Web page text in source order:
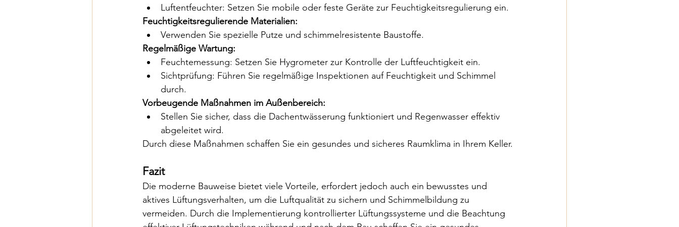
Luftentfeuchter: Setzen Sie mobile oder feste Geräte zur Feuchtigkeitsregulierung ein.
Feuchtigkeitsregulierende Materialien:
Verwenden Sie spezielle Putze und schimmelresistente Baustoffe.
Regelmäßige Wartung:
Feuchtemessung: Setzen Sie Hygrometer zur Kontrolle der Luftfeuchtigkeit ein.
Sichtprüfung: Führen Sie regelmäßige Inspektionen auf Feuchtigkeit und Schimmel
durch.
Vorbeugende Maßnahmen im Außenbereich:
Stellen Sie sicher, dass die Dachentwässerung funktioniert und Regenwasser effektiv
abgeleitet wird.
Durch diese Maßnahmen schaffen Sie ein gesundes und sicheres Raumklima in Ihrem Keller.
Fazit
Die moderne Bauweise bietet viele Vorteile, erfordert jedoch auch ein bewusstes und
aktives Lüftungsverhalten, um die Luftqualität zu sichern und Schimmelbildung zu
vermeiden. Durch die Implementierung kontrollierter Lüftungssysteme und die Beachtung